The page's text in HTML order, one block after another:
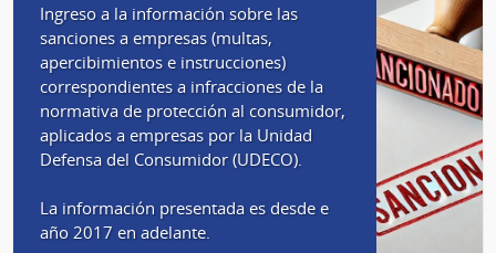
Ingreso a la información sobre las
sanciones a empresas (multas,
apercibimientos e instrucciones)
correspondientes a infracciones de la
normativa de protección al consumidor,
aplicados a empresas por la Unidad
Defensa del Consumidor (UDECO).
La información presentada es desde e
año 2017 en adelante.